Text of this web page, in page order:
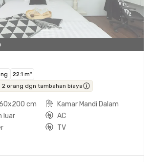
22.1 m²
2 orang dgn tambahan biaya
cm
Kamar Mandi Dalam
luar
AC
TV